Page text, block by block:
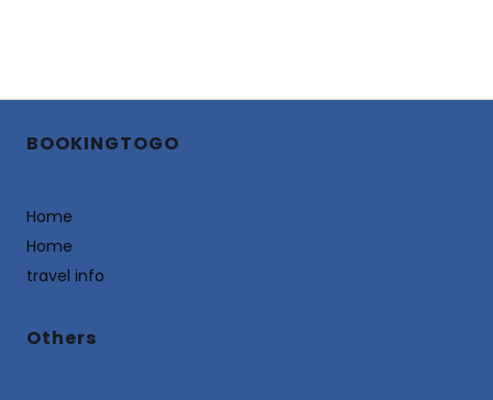
BOOKINGTOGO
Home
Home
travel info
Others